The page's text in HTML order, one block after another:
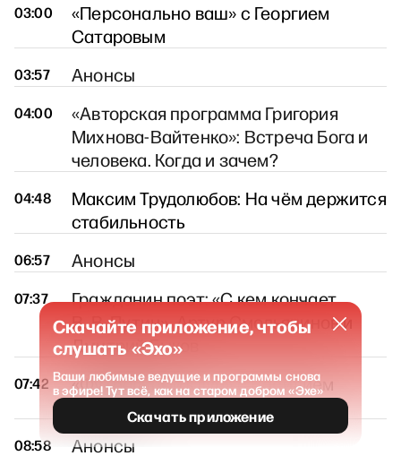
03:00
«Персонально ваш» с Георгием
Сатаровым
03:57 Анонсы
04:00
«Авторская программа Григория
Михнова-Вайтенко»: Встреча Бога и
человека. Когда и зачем?
04:48
Максим Трудолюбов: На чём держится
стабильность
06:57 Анонсы
07:37
Гражданин поэт: «С кем кончает
В. В. Путин». Артур Смольянинов и
Дмитрий Быков
07:42
«Футбольный клуб» с Василием
Уткиным
08:58 Анонсы
Скачайте приложение, чтобы
слушать «Эхо»
Ваши любимые ведущие и программы снова
в эфире! Тут всё, как на старом добром «Эхе»
Скачать приложение